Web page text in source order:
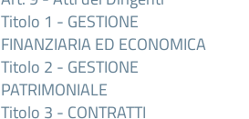
Titolo 1 - GESTIONE
FINANZIARIA ED ECONOMICA
Titolo 2 - GESTIONE
PATRIMONIALE
Titolo 3 - CONTRATTI